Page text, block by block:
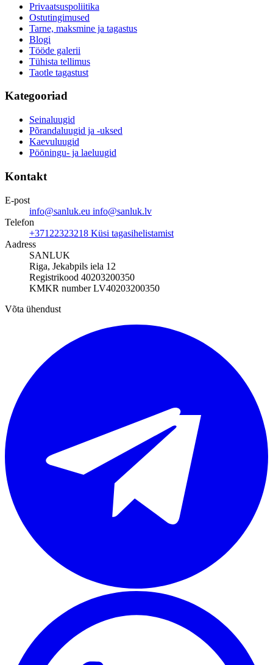
Privaatsuspoliitika
Ostutingimused
Tarne, maksmine ja tagastus
Blogi
Tööde galerii
Tühista tellimus
Taotle tagastust
Kategooriad
Seinaluugid
Põrandaluugid ja -uksed
Kaevuluugid
Pööningu- ja laeluugid
Kontakt
E-post
info@sanluk.eu info@sanluk.lv
Telefon
+37122323218 Küsi tagasihelistamist
Aadress
SANLUK
Riga, Jekabpils iela 12
Registrikood 40203200350
KMKR number LV40203200350
Võta ühendust